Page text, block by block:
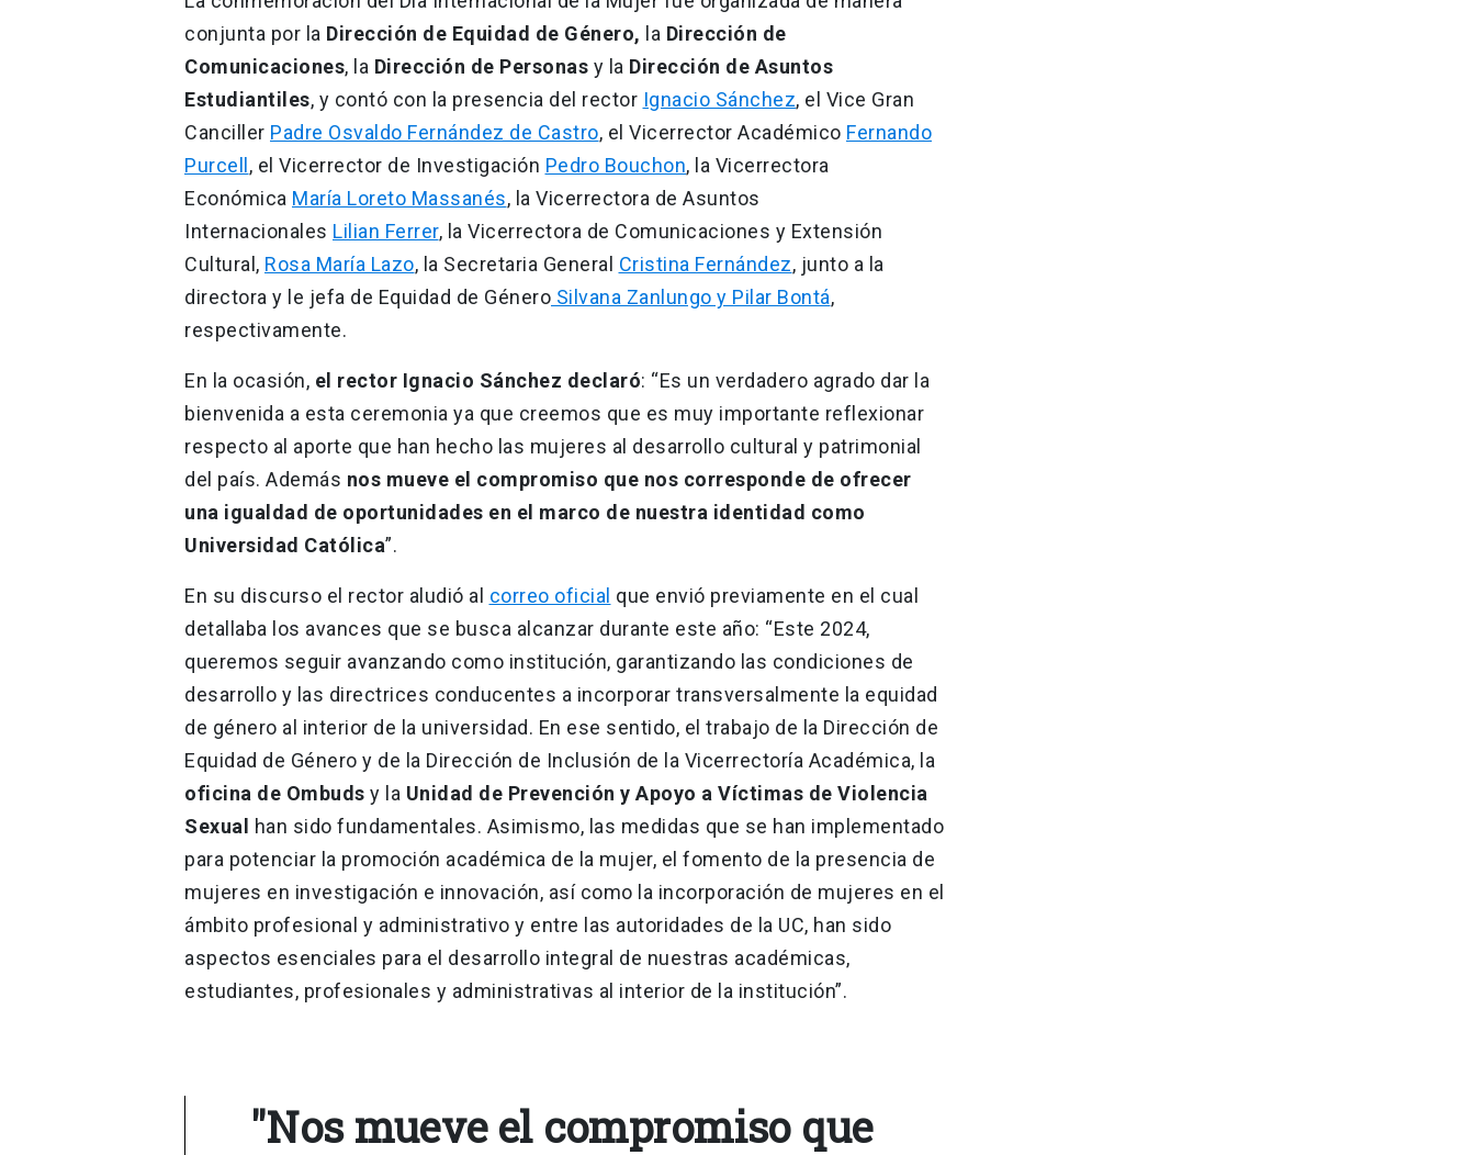
conjunta por la Dirección de Equidad de Género, la Dirección de
Comunicaciones, la Dirección de Personas y la Dirección de Asuntos
Estudiantiles, y contó con la presencia del rector Ignacio Sánchez, el Vice Gran
Canciller Padre Osvaldo Fernández de Castro, el Vicerrector Académico Fernando
Purcell , el Vicerrector de Investigación Pedro Bouchon, la Vicerrectora
Económica María Loreto Massanés, la Vicerrectora de Asuntos
Internacionales Lilian Ferrer, la Vicerrectora de Comunicaciones y Extensión
Cultural, Rosa María Lazo, la Secretaria General Cristina Fernández, junto a la
directora y le jefa de Equidad de Género Silvana Zanlungo y Pilar Bontá,
respectivamente.
En la ocasión, el rector Ignacio Sánchez declaró: “Es un verdadero agrado dar la
bienvenida a esta ceremonia ya que creemos que es muy importante reflexionar
respecto al aporte que han hecho las mujeres al desarrollo cultural y patrimonial
del país. Además nos mueve el compromiso que nos corresponde de ofrecer
una igualdad de oportunidades en el marco de nuestra identidad como
Universidad Católica”.
En su discurso el rector aludió al correo oficial que envió previamente en el cual
detallaba los avances que se busca alcanzar durante este año: “Este 2024,
queremos seguir avanzando como institución, garantizando las condiciones de
desarrollo y las directrices conducentes a incorporar transversalmente la equidad
de género al interior de la universidad. En ese sentido, el trabajo de la Dirección de
Equidad de Género y de la Dirección de Inclusión de la Vicerrectoría Académica, la
oficina de Ombuds y la Unidad de Prevención y Apoyo a Víctimas de Violencia
Sexual
han sido fundamentales. Asimismo, las medidas que se han implementado
para potenciar la promoción académica de la mujer, el fomento de la presencia de
mujeres en investigación e innovación, así como la incorporación de mujeres en el
ámbito profesional y administrativo y entre las autoridades de la UC, han sido
aspectos esenciales para el desarrollo integral de nuestras académicas,
estudiantes, profesionales y administrativas al interior de la institución”.
"Nos mueve el compromiso que